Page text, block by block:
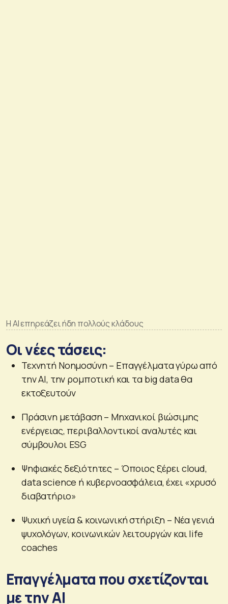
Η AI επηρεάζει ήδη πολλούς κλάδους
Οι νέες τάσεις:
Τεχνητή Νοημοσύνη – Επαγγέλματα γύρω από
την AI, την ρομποτική και τα big data θα
εκτοξευτούν
Πράσινη μετάβαση – Μηχανικοί βιώσιμης
ενέργειας, περιβαλλοντικοί αναλυτές και
σύμβουλοι ESG
Ψηφιακές δεξιότητες – Όποιος ξέρει cloud,
data science ή κυβερνοασφάλεια, έχει «χρυσό
διαβατήριο»
Ψυχική υγεία & κοινωνική στήριξη – Νέα γενιά
ψυχολόγων, κοινωνικών λειτουργών και life
coaches
Επαγγέλματα που σχετίζονται
με την AI